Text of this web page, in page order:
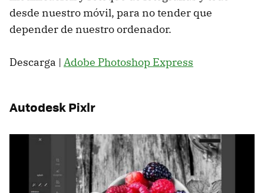
desde nuestro móvil, para no tender que
depender de nuestro ordenador.
Descarga | Adobe Photoshop Express
Autodesk Pixlr